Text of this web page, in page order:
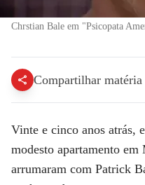
Chrstian Bale em "Psicopata
Compartilhar matéria
Vinte e cinco anos atrás,
modesto apartamento em
arrumaram com Patrick